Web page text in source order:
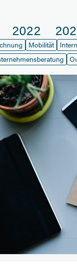
2022
Mobilität